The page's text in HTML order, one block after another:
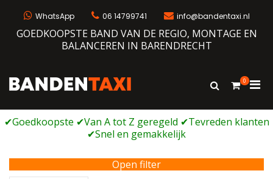
WhatsApp 06 14799741 info@bandentaxi.nl
GOEDKOOPSTE BAND VAN DE REGIO, MONTAGE EN
BALANCEREN IN BARENDRECHT
Bandengarage met eigen webshop
Toon
0
voor
Open filter